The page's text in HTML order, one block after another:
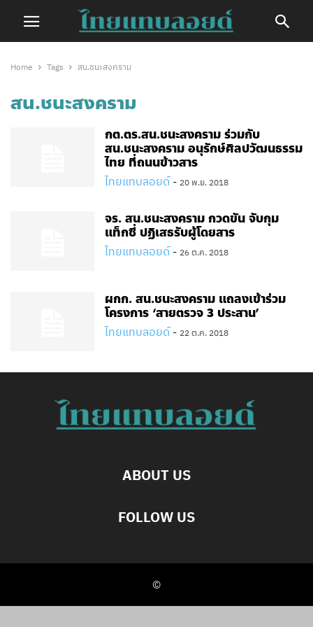
Home Tags สน.ชนะสงคราม
สน.ชนะสงคราม
กต.ตร.สน.ชนะสงคราม ร่วมกับ
สน.ชนะสงคราม อนุรักษ์ศิลปวัฒนธรรม
ไทย​ ที่ถนนข้าวสาร
ไทยแทบลอยด์ - 20 พ.ย. 2018
จร. สน.ชนะสงคราม กวดขัน​ จับกุม
แท็กซี่ ปฏิเสธรับผู้โดยสาร
ไทยแทบลอยด์ - 26 ต.ค. 2018
ผกก. สน.ชนะสงคราม แถลงเข้าร่วม
โครงการ ‘สายตรวจ 3 ประสาน’
ไทยแทบลอยด์ - 22 ต.ค. 2018
ABOUT US
FOLLOW US
©